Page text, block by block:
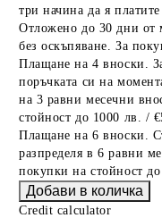
три начина да я
Отложено до 30 дни от
без оскъпяване. За
Плащане на 4 вноски.
поръчката си на
на 3 равни месечни
стойност до 1000 лв. /
Плащане на 6 вноски.
разпределя в 6 равни
покупки на стойност
Credit calculator